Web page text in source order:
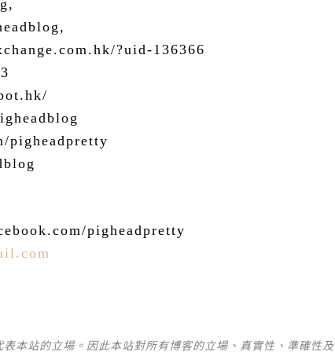
?uid-136366
pigheadpretty
pigheadpretty
本站的立場。因此本站對所有博客的立場、真實性、準確性